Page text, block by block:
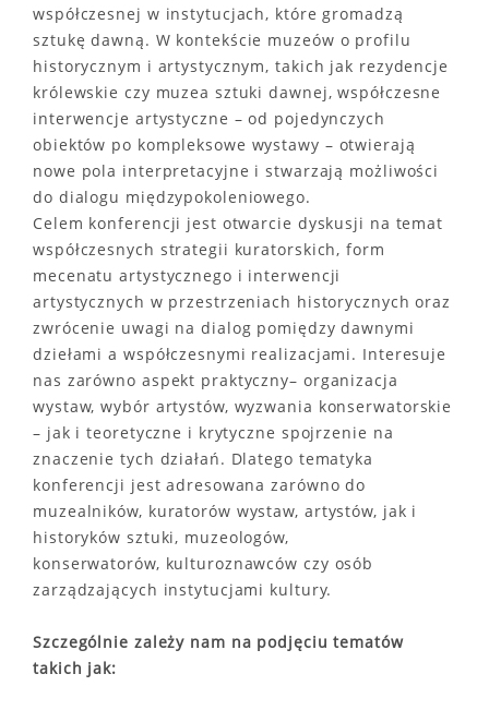
współczesnej w instytucjach, które gromadzą
sztukę dawną. W kontekście muzeów o profilu
historycznym i artystycznym, takich jak rezydencje
królewskie czy muzea sztuki dawnej, współczesne
interwencje artystyczne – od pojedynczych
obiektów po kompleksowe wystawy – otwierają
nowe pola interpretacyjne i stwarzają możliwości
do dialogu międzypokoleniowego.
Celem konferencji jest otwarcie dyskusji na temat
współczesnych strategii kuratorskich, form
mecenatu artystycznego i interwencji
artystycznych w przestrzeniach historycznych oraz
zwrócenie uwagi na dialog pomiędzy dawnymi
dziełami a współczesnymi realizacjami. Interesuje
nas zarówno aspekt praktyczny– organizacja
wystaw, wybór artystów, wyzwania konserwatorskie
– jak i teoretyczne i krytyczne spojrzenie na
znaczenie tych działań. Dlatego tematyka
konferencji jest adresowana zarówno do
muzealników, kuratorów wystaw, artystów, jak i
historyków sztuki, muzeologów,
konserwatorów, kulturoznawców czy osób
zarządzających instytucjami kultury.
Szczególnie zależy nam na podjęciu tematów
takich jak: